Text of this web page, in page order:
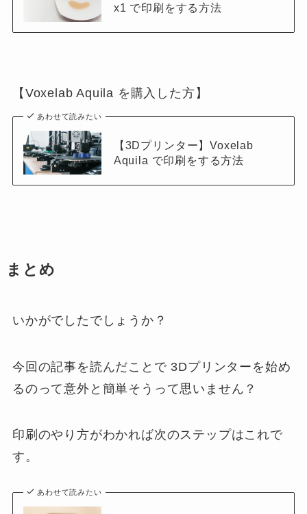
x1 で印刷をする方法
【Voxelab Aquila を購入した方】
あわせて読みたい
【3Dプリンター】Voxelab
Aquila で印刷をする方法
まとめ
いかがでしたでしょうか？
今回の記事を読んだことで 3Dプリンターを始め
るのって意外と簡単そうって思いません？
印刷のやり方がわかれば次のステップはこれで
す。
あわせて読みたい